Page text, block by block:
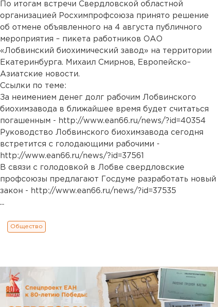
По итогам встречи Свердловской областной
организацией Росхимпрофсоюза принято решение
об отмене объявленного на 4 августа публичного
мероприятия – пикета работников ОАО
«Лобвинский биохимический завод» на территории
Екатеринбурга. Михаил Смирнов, Европейско–
Азиатские новости.
Ссылки по теме:
За неимением денег долг рабочим Лобвинского
биохимзавода в ближайшее время будет считаться
погашенным - http://www.ean66.ru/news/?id=40354
Руководство Лобвинского биохимзавода сегодня
встретится с голодающими рабочими -
http://www.ean66.ru/news/?id=37561
В связи с голодовкой в Лобве свердловские
профсоюзы предлагают Госдуме разработать новый
закон - http://www.ean66.ru/news/?id=37535
...
Общество